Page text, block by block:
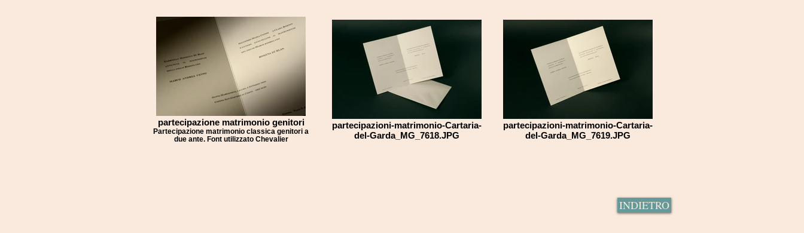
partecipazione matrimonio genitori
Partecipazione matrimonio classica genitori a
due ante. Font utilizzato Chevalier
partecipazioni-matrimonio-Cartaria-
del-Garda_MG_7618.JPG
partecipazioni-matrimonio-Cartaria-
del-Garda_MG_7619.JPG
INDIETRO